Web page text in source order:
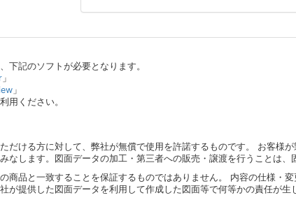
下記のソフトが必要となります。
」
」
用ください。
だける方に対して、弊社が無償で使用を許諾するものです。 お客様
なします。図面データの加工・第三者への販売・譲渡を行うことは、
商品と一致することを保証するものではありません。 内容の仕様・
が提供した図面データを利用して作成した図面等で何等かの責任が生